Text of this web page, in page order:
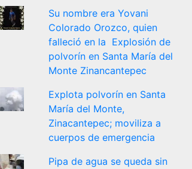
Su nombre era Yovani
Colorado Orozco, quien
falleció en la Explosión de
polvorín en Santa María del
Monte Zinancantepec
Explota polvorín en Santa
María del Monte,
Zinacantepec; moviliza a
cuerpos de emergencia
Pipa de agua se queda sin